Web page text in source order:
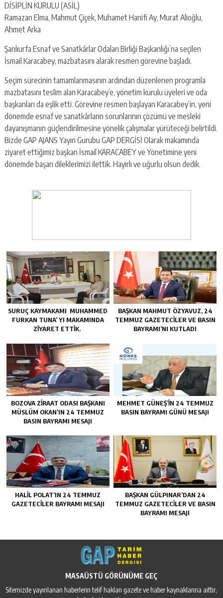
DİSİPLİN KURULU (ASİL)
Ramazan Elma, Mahmut Çiçek, Muhamet Hanifi Ay, Murat Alioğlu,
Ahmet Arka
Şanlıurfa Esnaf ve Sanatkârlar Odaları Birliği Başkanlığı’na seçilen
İsmail Karacabey, mazbatasını alarak resmen görevine başladı.
Seçim sürecinin tamamlanmasının ardından düzenlenen programla
mazbatasını teslim alan Karacabey’e, yönetim kurulu üyeleri ve oda
başkanları da eşlik etti. Görevine resmen başlayan Karacabey’in, yeni
dönemde esnaf ve sanatkârların sorunlarının çözümü ve mesleki
dayanışmanın güçlendirilmesine yönelik çalışmalar yürüteceği belirtildi.
Bizde GAP AJANS Yayın Gurubu GAP DERGİSİ Olarak makamında
ziyaret ettiğimiz başkan İsmail KARACABEY ve Yönetimine yeni
dönemde başarı dileklerimizi ilettik. Hayırlı ve uğurlu olsun dedik.
SURUÇ KAYMAKAMI MUHAMMED
FURKAN TUNA’ YI MAKAMINDA
ZİYARET ETTİK.
BAŞKAN MAHMUT ÖZYAVUZ, 24
TEMMUZ GAZETECILER VE BASIN
BAYRAMI’NI KUTLADI
BOZOVA ZİRAAT ODASI BAŞKANI
MÜSLÜM OKAN’IN 24 TEMMUZ
BASIN BAYRAMI MESAJI
MEHMET GÜNEŞ’İN 24 TEMMUZ
BASIN BAYRAMI GÜNÜ MESAJI
HALİL POLAT’IN 24 TEMMUZ
GAZETECİLER BAYRAMI MESAJI
BAŞKAN GÜLPINAR’DAN 24
TEMMUZ GAZETECİLER VE BASIN
BAYRAMI MESAJI
MASAÜSTÜ GÖRÜNÜME GEÇ
Sitemizde yayınlanan haberlerin telif hakları gazete ve haber kaynaklarına aittir,